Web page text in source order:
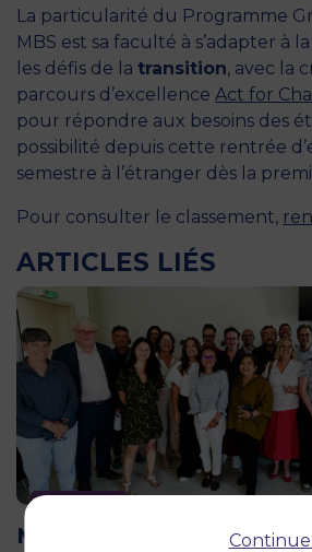
La particularité du Programme
MBS est sa faculté à s’adapter à
les défis de la transition, avec la
parcours d’excellence Act for
pour répondre aux besoins des
possibilité depuis cette rentrée
semestre à l’étranger dès la
Pour consulter le classement,
ARTICLES LIÉS
12 juin 2026
MBS accueille les jurys